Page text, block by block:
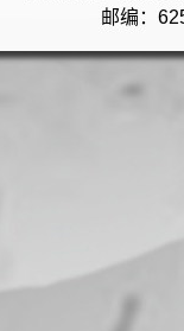
邮编：